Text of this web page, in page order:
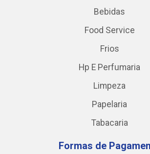
Bebidas
Food Service
Frios
Hp E Perfumaria
Limpeza
Papelaria
Tabacaria
Formas de